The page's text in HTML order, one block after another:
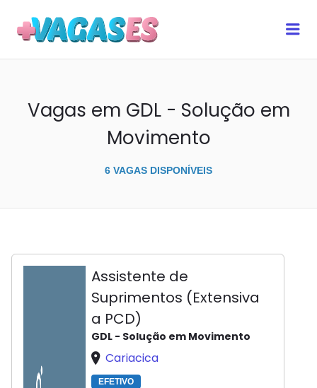
Vagas em GDL - Solução em
Movimento
6 VAGAS DISPONÍVEIS
Assistente de
Suprimentos (Extensiva
a PCD)
GDL - Solução em Movimento
Cariacica
EFETIVO